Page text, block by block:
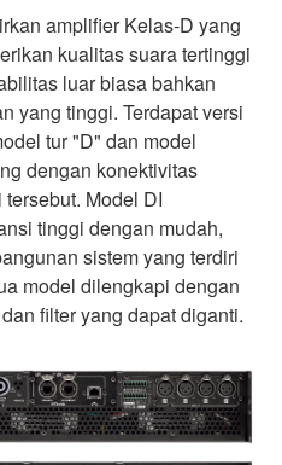
amplifier Kelas-D yang
kualitas suara tertinggi
luar biasa bahkan
yang tinggi. Terdapat versi
tur "D" dan model
dengan konektivitas
Model DI
tinggi dengan mudah,
sistem yang terdiri
model dilengkapi dengan
filter yang dapat diganti.